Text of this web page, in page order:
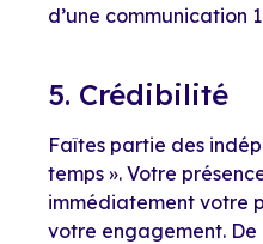
d’une communication
5. Crédibilité
Faîtes partie des
temps ». Votre
immédiatement votre
votre engagement. De